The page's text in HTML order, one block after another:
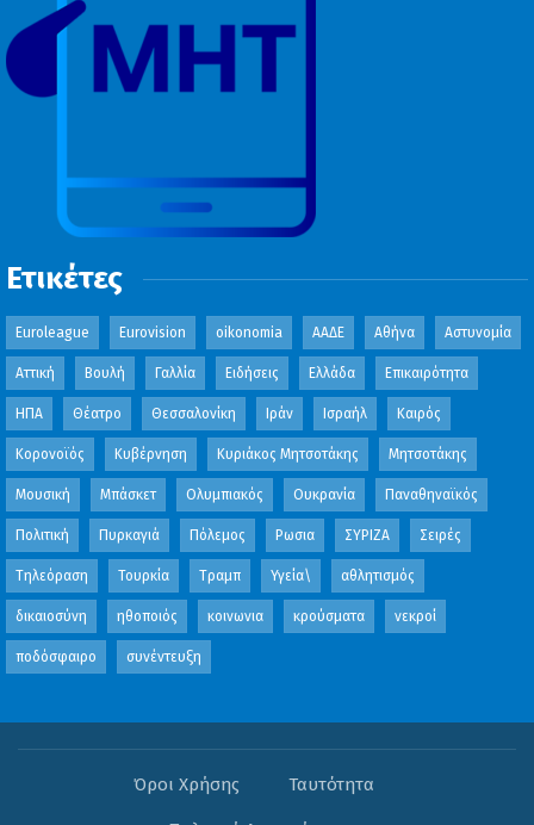
Ετικέτες
Euroleague Eurovision oikonomia ΑΑΔΕ Αθήνα Αστυνομία
Αττική Βουλή Γαλλία Ειδήσεις Ελλάδα Επικαιρότητα
ΗΠΑ Θέατρο Θεσσαλονίκη Ιράν Ισραήλ Καιρός
Κορονοϊός Κυβέρνηση Κυριάκος Μητσοτάκης Μητσοτάκης
Μουσική Μπάσκετ Ολυμπιακός Ουκρανία Παναθηναϊκός
Πολιτική Πυρκαγιά Πόλεμος Ρωσια ΣΥΡΙΖΑ Σειρές
Τηλεόραση Τουρκία Τραμπ Υγεία\ αθλητισμός
δικαιοσύνη ηθοποιός κοινωνια κρούσματα νεκροί
ποδόσφαιρο συνέντευξη
Όροι Χρήσης Ταυτότητα